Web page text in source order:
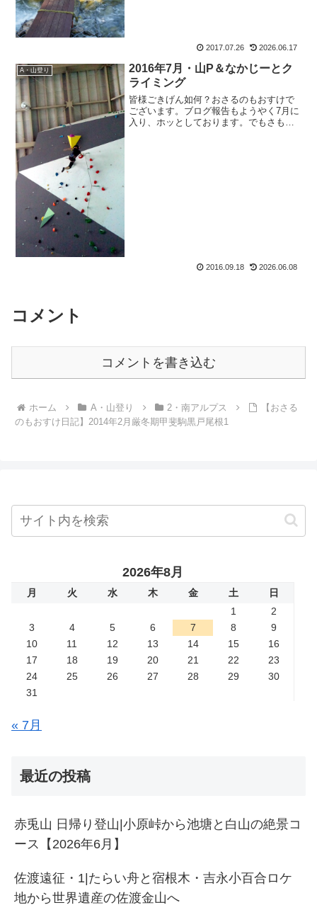
2017.07.26 2026.06.17
A・山登り
2016年7月・山P＆なかじーとク
ライミング
皆様ごきげん如何？おさるのもおすけで
ございます。ブログ報告もようやく7月に
入り、ホッとしております。でもさもす
2016.09.18 2026.06.08
コメント
コメントを書き込む
ホーム A・山登り 2・南アルプス
【おさる
のもおすけ日記】2014年2月厳冬期甲斐駒黒戸尾根1
2026年8月
月 火 水 木 金 土
日
1
2
3
4 5 6 7 8
9
10
11 12 13 14 15
16
17
18 19 20 21 22
23
24
25 26 27 28 29
30
31
« 7月
最近の投稿
赤兎山 日帰り登山|小原峠から池塘と白山の絶景コ
ース【2026年6月】
佐渡遠征・1|たらい舟と宿根木・吉永小百合ロケ
地から世界遺産の佐渡金山へ